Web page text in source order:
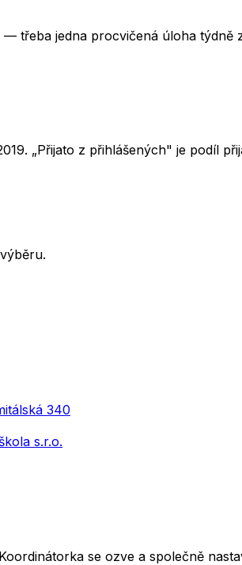
třeba jedna procvičená úloha týdně
. „Přijato z přihlášených" je podíl
340
s.r.o.
se ozve a společně